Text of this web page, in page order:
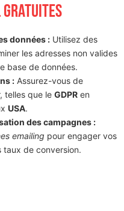
données : Utilisez des
les adresses non valides
base de données.
: Assurez-vous de
telles que le GDPR en
USA.
des campagnes :
emailing pour engager vos
taux de conversion.